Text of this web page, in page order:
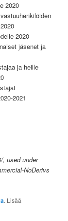
2020
2020
jäsenet ja
ja heille
2021
, used under
NoDerivs
. Lisää